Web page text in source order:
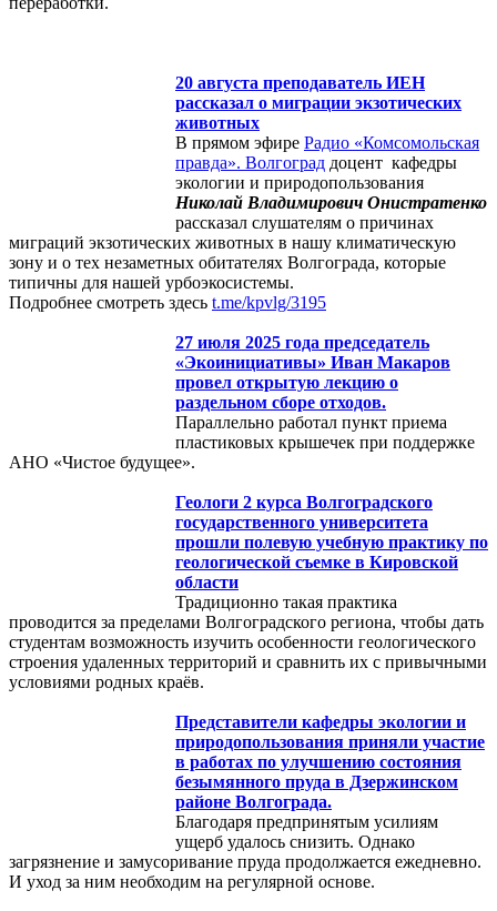
20 августа преподаватель ИЕН
рассказал о миграции экзотических
животных
В прямом эфире Радио «Комсомольская
правда». Волгоград доцент кафедры
экологии и природопользования
Николай Владимирович Онистратенко
рассказал слушателям о причинах
миграций экзотических животных в нашу климатическую
зону и о тех незаметных обитателях Волгограда, которые
типичны для нашей урбоэкосистемы.
Подробнее смотреть здесь t.me/kpvlg/3195
27 июля 2025 года председатель
«Экоинициативы» Иван Макаров
провел открытую лекцию о
раздельном сборе отходов.
Параллельно работал пункт приема
пластиковых крышечек при поддержке
АНО «Чистое будущее».
Геологи 2 курса Волгоградского
государственного университета
прошли полевую учебную практику по
геологической съемке в Кировской
области
Традиционно такая практика
проводится за пределами Волгоградского региона, чтобы дать
студентам возможность изучить особенности геологического
строения удаленных территорий и сравнить их с привычными
условиями родных краёв.
Представители кафедры экологии и
природопользования приняли участие
в работах по улучшению состояния
безымянного пруда в Дзержинском
районе Волгограда.
Благодаря предпринятым усилиям
ущерб удалось снизить. Однако
загрязнение и замусоривание пруда продолжается ежедневно.
И уход за ним необходим на регулярной основе.